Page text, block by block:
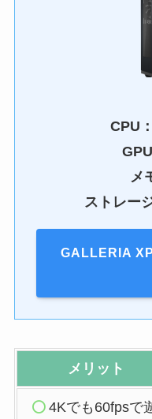
CPU：
GPU
メ
ストレー
GALLERIA
メリット
4Kでも60fpsで